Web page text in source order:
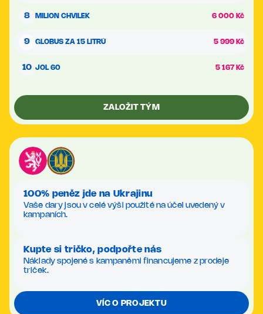
8 MILION CHVILEK 6 000 Kč
9 GLOBUS ZA 15 LITRŮ 5 999 Kč
10 JOL 60 5 167 Kč
ZALOŽIT TÝM
100% peněz jde na Ukrajinu
Vaše dary jsou v celé výši použité na účel uvedený v
kampaních.
Kupte si tričko, podpořte nás
Náklady spojené s kampaněmi financujeme z prodeje
triček.
VÍC O PROJEKTU